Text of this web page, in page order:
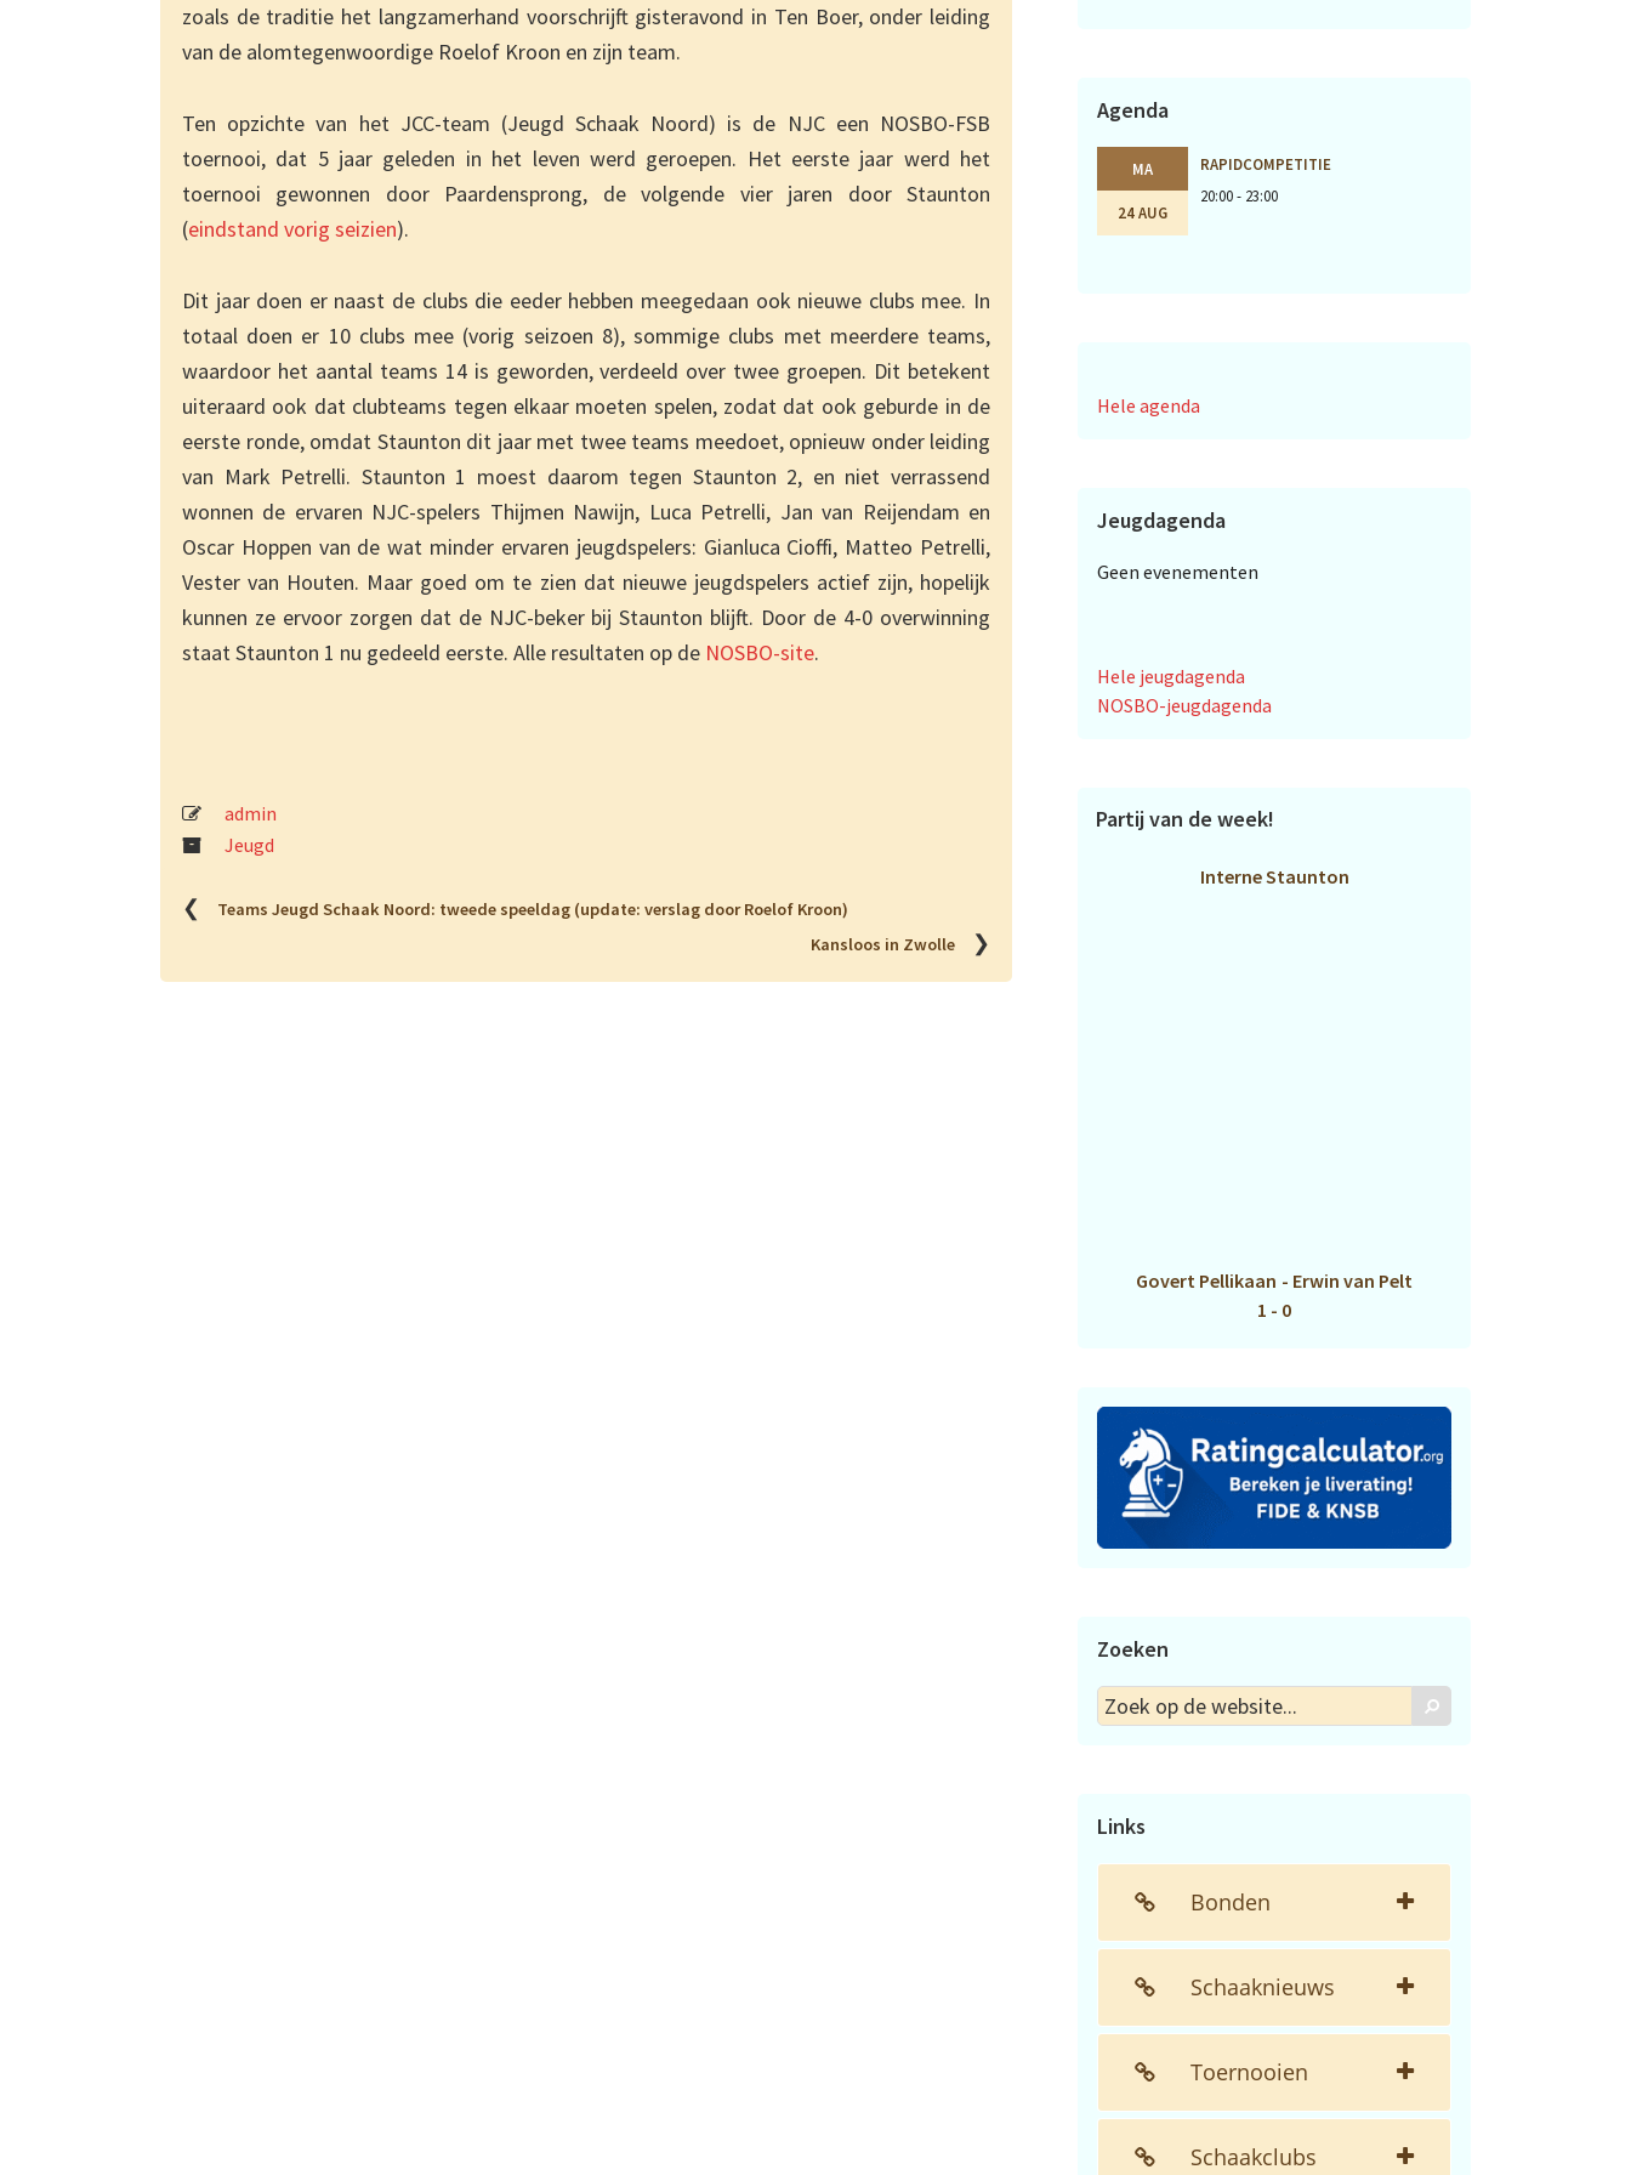
zoals de traditie het langzamerhand voorschrijft gisteravond in Ten Boer, onder leiding
van de alomtegenwoordige Roelof Kroon en zijn team.
Ten opzichte van het JCC-team (Jeugd Schaak Noord) is de NJC een NOSBO-FSB
toernooi, dat 5 jaar geleden in het leven werd geroepen. Het eerste jaar werd het
toernooi gewonnen door Paardensprong, de volgende vier jaren door Staunton
(eindstand vorig seizien).
Dit jaar doen er naast de clubs die eeder hebben meegedaan ook nieuwe clubs mee. In
totaal doen er 10 clubs mee (vorig seizoen 8), sommige clubs met meerdere teams,
waardoor het aantal teams 14 is geworden, verdeeld over twee groepen. Dit betekent
uiteraard ook dat clubteams tegen elkaar moeten spelen, zodat dat ook geburde in de
eerste ronde, omdat Staunton dit jaar met twee teams meedoet, opnieuw onder leiding
van Mark Petrelli. Staunton 1 moest daarom tegen Staunton 2, en niet verrassend
wonnen de ervaren NJC-spelers Thijmen Nawijn, Luca Petrelli, Jan van Reijendam en
Oscar Hoppen van de wat minder ervaren jeugdspelers: Gianluca Cioffi, Matteo Petrelli,
Vester van Houten. Maar goed om te zien dat nieuwe jeugdspelers actief zijn, hopelijk
kunnen ze ervoor zorgen dat de NJC-beker bij Staunton blijft. Door de 4-0 overwinning
staat Staunton 1 nu gedeeld eerste. Alle resultaten op de NOSBO-site.
admin
Jeugd
❮
Teams Jeugd Schaak Noord: tweede speeldag (update: verslag door Roelof Kroon)
Kansloos in Zwolle
❯
Agenda
MA
24 AUG
RAPIDCOMPETITIE
20:00 - 23:00
Hele agenda
Jeugdagenda
Geen evenementen
Hele jeugdagenda
NOSBO-jeugdagenda
Partij van de week!
Interne Staunton
Govert Pellikaan - Erwin van Pelt
1 - 0
Zoeken
Zoek
op
Zoek
Links
Bonden
Schaaknieuws
Toernooien
Schaakclubs